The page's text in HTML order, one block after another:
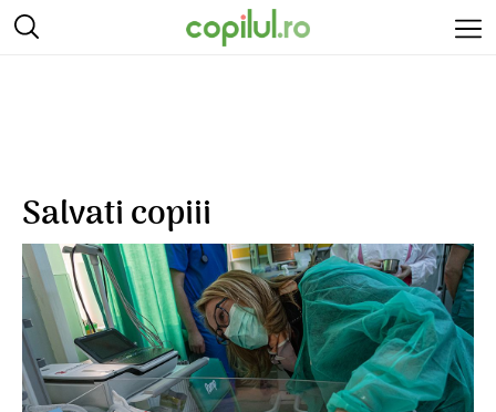
Salvati copiii